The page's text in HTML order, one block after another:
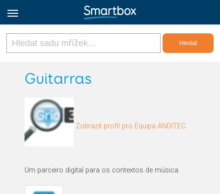
Online Grids
Zaregistrovat se
Guitarras
Zobrazit profil pro Equipa ANDITEC
Um parceiro digital para os contextos de música.